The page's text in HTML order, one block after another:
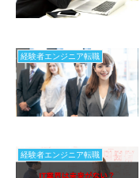
経験者エンジニア転職
経験者エンジニア転職